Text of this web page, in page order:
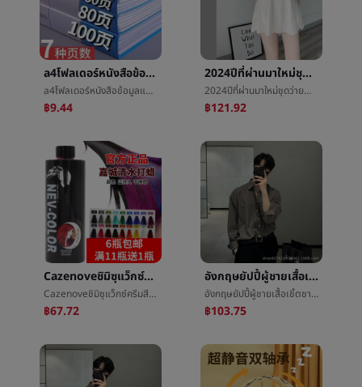
a4โฟลเดอร์หนังสือข้อมูลแทรกสูตรหลายชั้นa4กระดาษกระดาษทดสอบพอร์ตการลงทุนรายงานแยกออกได้ถุงไฟล์ชั้นวางของ
a4โฟลเดอร์หนังสือข้อมูลแทรกสูตรหลายชั้นa4กระดาษกระดาษทดสอบพอร์ตการลงทุนรายงานแยกออกได้ถุงไฟล์ชั้นวางของ
฿9.44
2024ปีที่ผ่านมาใหม่ชุดว่ายน้ำหญิงชาวสยามปกท้องแสดงบางฟองสปาอนุรักษนิยมลมกระโปรงสูตรสูงความรู้สึกชุดว่ายน้ำจุด
2024ปีที่ผ่านมาใหม่ชุดว่ายน้ำหญิงชาวสยามปกท้องแสดงบางฟองสปาอนุรักษนิยมลมกระโปรงสูตรสูงความรู้สึกชุดว่ายน้ำจุด
฿121.92
Cazenoveชิมิซุแว็กซ์ครีมสีแดงขี้ผึ้งกรรมตามสนองสีแดงจางหายสีเหลืองห้องโถงย้อมครีมจางหายè²จัดแต่งทรงผมบทความห้องโถงขายส่ง
Cazenoveชิมิซุแว็กซ์ครีมสีแดงขี้ผึ้งกรรมตามสนองสีแดงจางหายสีเหลืองห้องโถงย้อมครีมจางหายè²จัดแต่งทรงผมบทความห้องโถงขายส่ง
฿67.72
อังกฤษยัปปี้ผู้ชายเสื้อเชิ้ตชายแขนยาวสูงความรู้สึกสีเทาแสงสุกลมสูทภายในเอาเสื้อเชิ้ตoversize
อังกฤษยัปปี้ผู้ชายเสื้อเชิ้ตชายแขนยาวสูงความรู้สึกสีเทาแสงสุกลมสูทภายในเอาเสื้อเชิ้ตoversize
฿103.75